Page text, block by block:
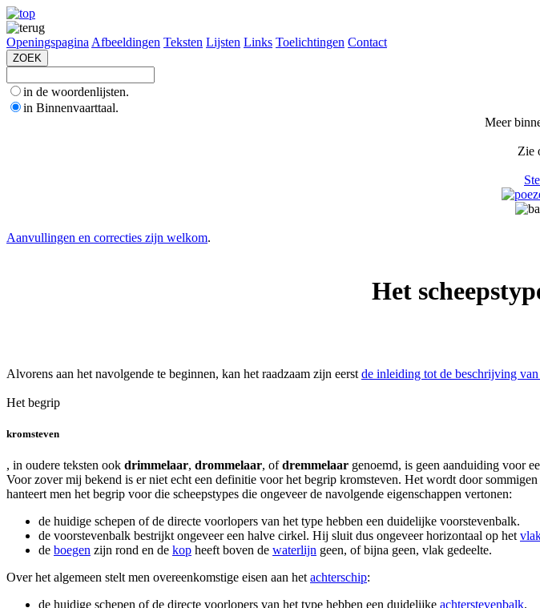
Openingspagina Afbeeldingen Teksten Lijsten Links Toelichtingen Contact
in de woordenlijsten.
in Binnenvaarttaal.
Meer
Zie
Aanvullingen en correcties zijn welkom.
Het
Alvorens aan het navolgende te beginnen, kan het raadzaam zijn eerst de inleiding tot de beschrijving van
Het begrip
kromsteven
, in oudere teksten ook drimmelaar, drommelaar, ofdremmelaar genoemd, is geen aanduiding voor
Voor zover mij bekend is er niet echt een definitie voor het begrip kromsteven. Het wordt door
hanteert men het begrip voor die scheepstypes die ongeveer de navolgende eigenschappen vertonen:
de huidige schepen of de directe voorlopers van het type hebben een duidelijke voorstevenbalk.
de voorstevenbalk bestrijkt ongeveer een halve cirkel. Hij sluit dus ongeveer horizontaal op het
de boegen zijn rond en de kop heeft boven de waterlijn geen, of bijna geen, vlak gedeelte.
Over het algemeen stelt men overeenkomstige eisen aan het achterschip:
de huidige schepen of de directe voorlopers van het type hebben een duidelijke achterstevenbalk.